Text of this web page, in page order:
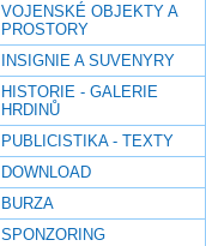
VOJENSKÉ OBJEKTY A
PROSTORY
INSIGNIE A SUVENYRY
HISTORIE - GALERIE
HRDINŮ
PUBLICISTIKA - TEXTY
DOWNLOAD
BURZA
SPONZORING